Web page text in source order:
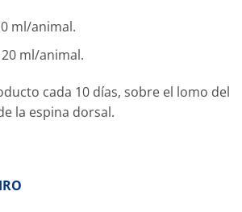
ml/animal.
ml/animal.
cada 10 días, sobre el lomo del
la espina dorsal.